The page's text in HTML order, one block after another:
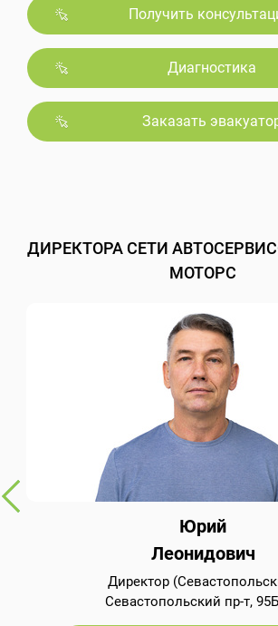
Получить
Диагностика
Заказать
ДИРЕКТОРА СЕТИ
МОТОРС
Юрий
Леонидович
Директор
Севастопольский пр-т,